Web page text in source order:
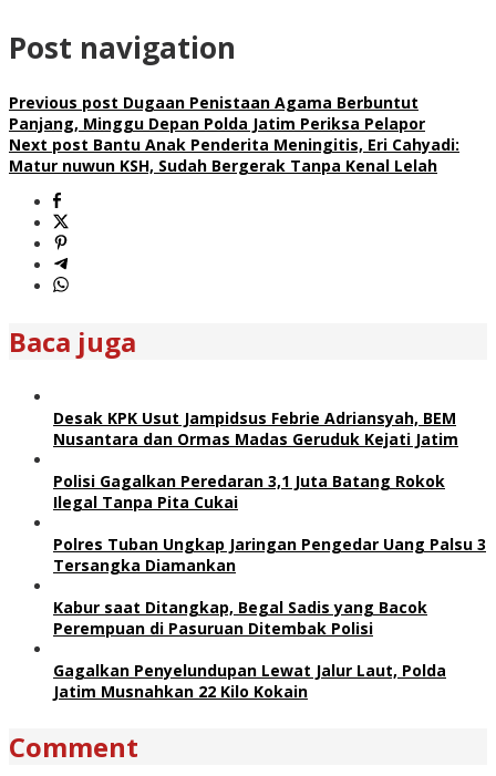
Post navigation
Previous post Dugaan Penistaan Agama Berbuntut
Panjang, Minggu Depan Polda Jatim Periksa Pelapor
Next post Bantu Anak Penderita Meningitis, Eri Cahyadi:
Matur nuwun KSH, Sudah Bergerak Tanpa Kenal Lelah
Baca juga
Desak KPK Usut Jampidsus Febrie Adriansyah, BEM
Nusantara dan Ormas Madas Geruduk Kejati Jatim
Polisi Gagalkan Peredaran 3,1 Juta Batang Rokok
Ilegal Tanpa Pita Cukai
Polres Tuban Ungkap Jaringan Pengedar Uang Palsu 3
Tersangka Diamankan
Kabur saat Ditangkap, Begal Sadis yang Bacok
Perempuan di Pasuruan Ditembak Polisi
Gagalkan Penyelundupan Lewat Jalur Laut, Polda
Jatim Musnahkan 22 Kilo Kokain
Comment